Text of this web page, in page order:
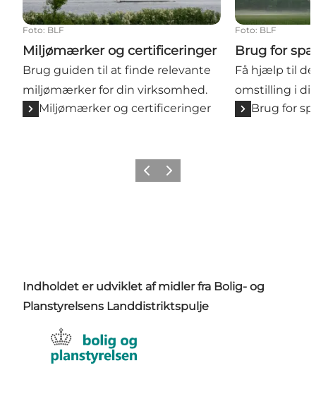
Foto: BLF
Miljømærker og certificeringer
Brug guiden til at finde relevante
miljømærker for din virksomhed.
Miljømærker og certificeringer
Foto: BLF
Brug for
Få hjælp til
omstilling i
Brug for
ForrigeNæste
Indholdet er udviklet af midler fra Bolig- og
Planstyrelsens Landdistriktspulje